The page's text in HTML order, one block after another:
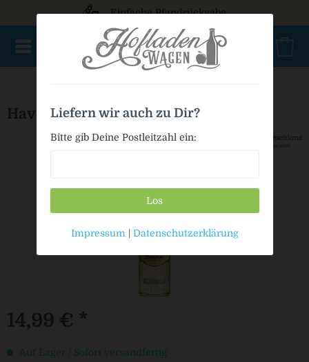
Einfache Pfandrückgabe
Havana Club Original
14,99 € *
Auf Lager / Sofort versandfertig
Liefern wir auch zu Dir?
Bitte gib Deine Postleitzahl ein:
Los
Impressum | Datenschutzerklärung